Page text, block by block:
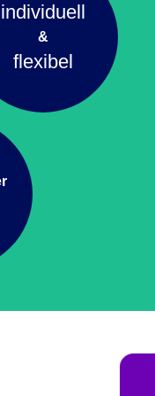
individuell
&
flexibel